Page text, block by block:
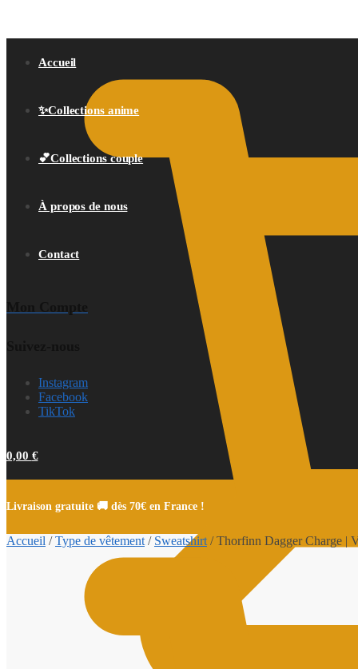
Accueil
✨Collections anime
💕Collections couple
À propos de nous
Contact
Instagram
Facebook
TikTok
0,00 €
Livraison gratuite 🚚 dès 70€ en France !
Accueil /Type de vêtement / Sweatshirt /Thorfinn Dagger Charge |